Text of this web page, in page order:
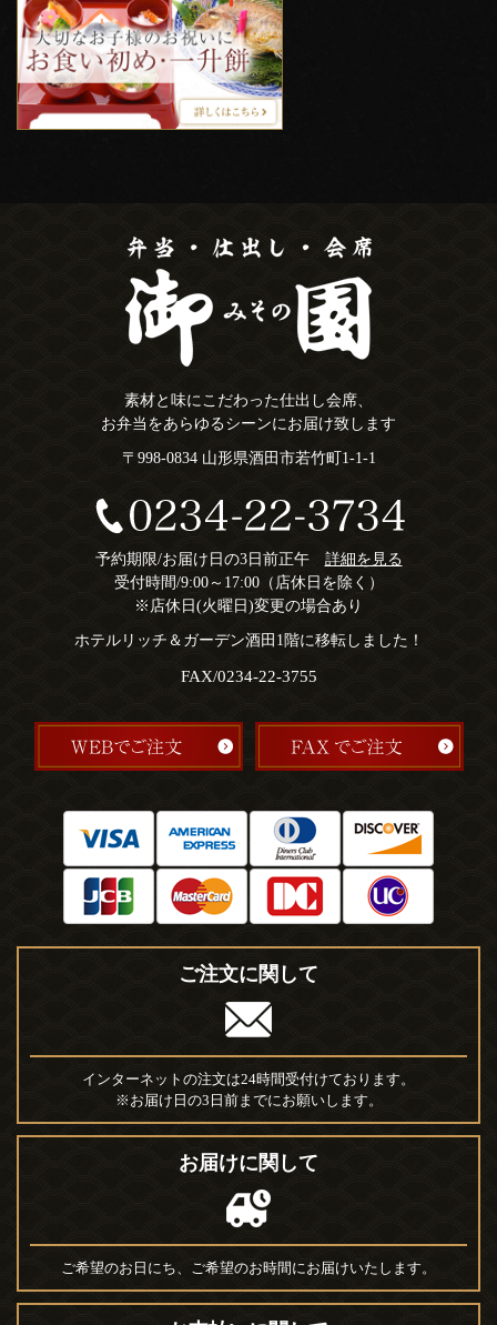
素材と味にこだわった仕出し会席、
お弁当をあらゆるシーンにお届け致します
〒998-0834 山形県酒田市若竹町1-1-1
予約期限/お届け日の3日前正午 詳細を見る
受付時間/9:00～17:00（店休日を除く）
※店休日(火曜日)変更の場合あり
ホテルリッチ＆ガーデン酒田1階に移転しました！
FAX/0234-22-3755
ご注文に関して
インターネットの注文は24時間受付けております。
※お届け日の3日前までにお願いします。
お届けに関して
ご希望のお日にち、ご希望のお時間にお届けいたします。